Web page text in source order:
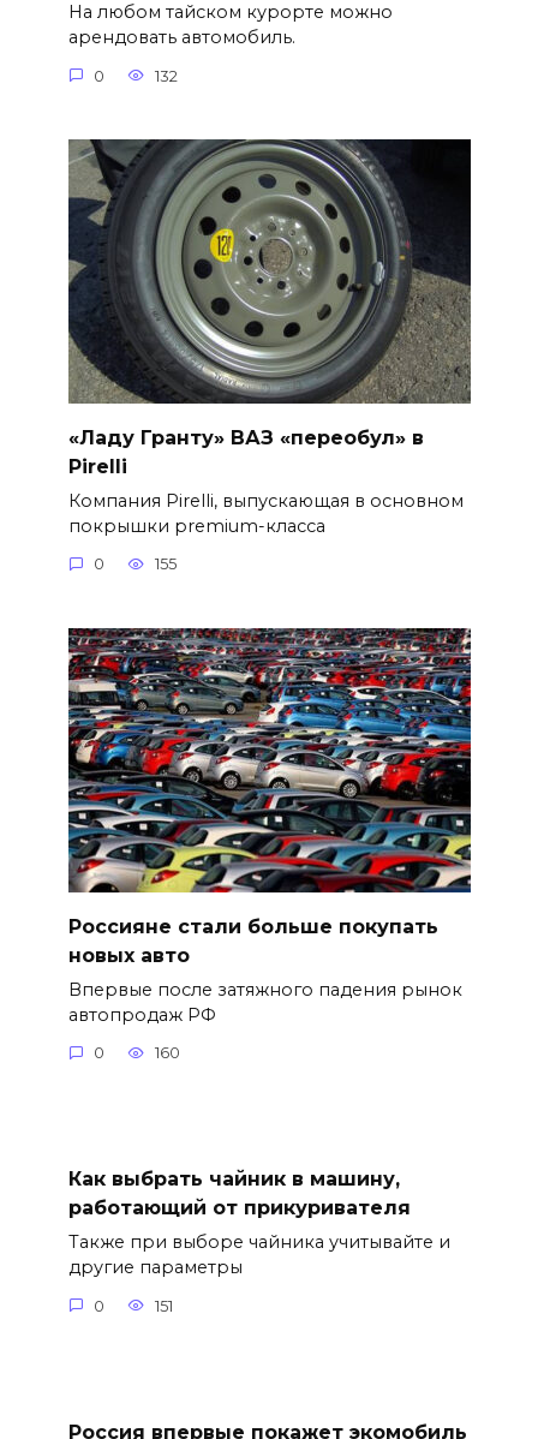
На любом тайском курорте можно
арендовать автомобиль.
0 132
«Ладу Гранту» ВАЗ «переобул» в
Pirelli
Компания Pirelli, выпускающая в основном
покрышки premium-класса
0 155
Россияне стали больше покупать
новых авто
Впервые после затяжного падения рынок
автопродаж РФ
0 160
Как выбрать чайник в машину,
работающий от прикуривателя
Также при выборе чайника учитывайте и
другие параметры
0 151
Россия впервые покажет экомобиль